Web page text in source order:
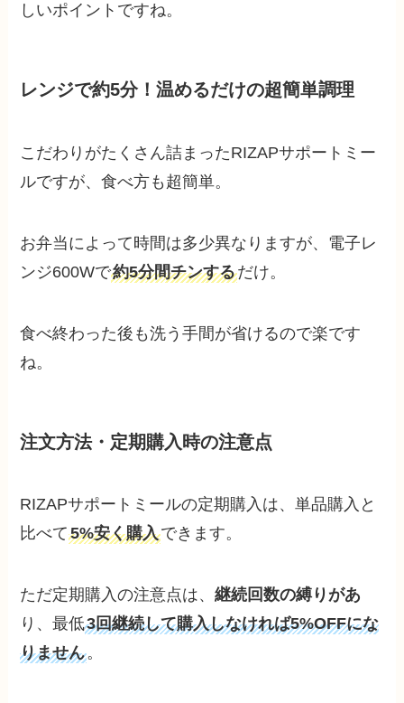
しいポイントですね。
レンジで約5分！温めるだけの超簡単調理
こだわりがたくさん詰まったRIZAPサポートミー
ルですが、食べ方も超簡単。
お弁当によって時間は多少異なりますが、電子レ
ンジ600Wで約5分間チンするだけ。
食べ終わった後も洗う手間が省けるので楽です
ね。
注文方法・定期購入時の注意点
RIZAPサポートミールの定期購入は、単品購入と
比べて5%安く購入できます。
ただ定期購入の注意点は、継続回数の縛りがあ
り、最低3回継続して購入しなければ5%OFFにな
りません。